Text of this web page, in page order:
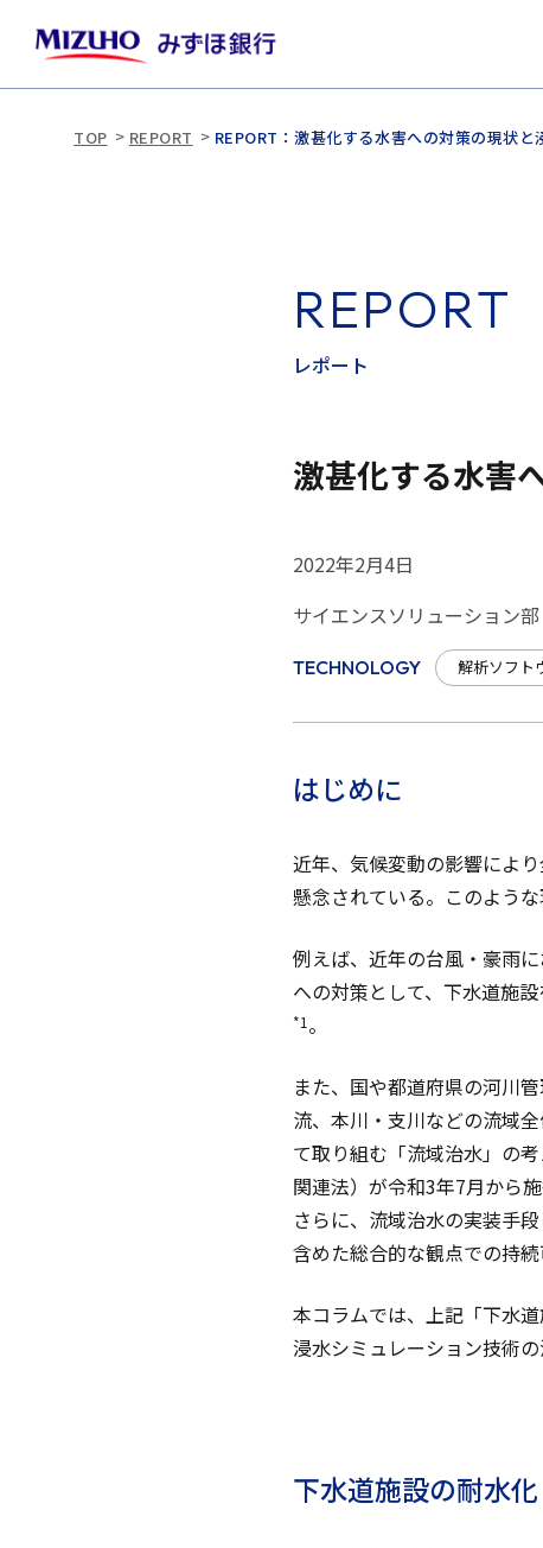
TOP REPORT REPORT：激甚化する水害への対策の現状と
REPORT
レポー ト
激甚化する水害
2022年2月4日
サイエンスソリューション
TECHNOLOGY 解析ソフト
はじめに
近年、気候変動の影響によ
懸念されている。このよう
例えば、近年の台風・豪雨
への対策として、下水道施
*1 。
また、国や都道府県の河川
流、本川・支川などの流域
て取り組む「流域治水」の
関連法）が令和3年7月から
さらに、流域治水の実装手
含めた総合的な観点での持
本コラムでは、上記「下水
浸水シミュレーション技術の
下水道施設の耐水化